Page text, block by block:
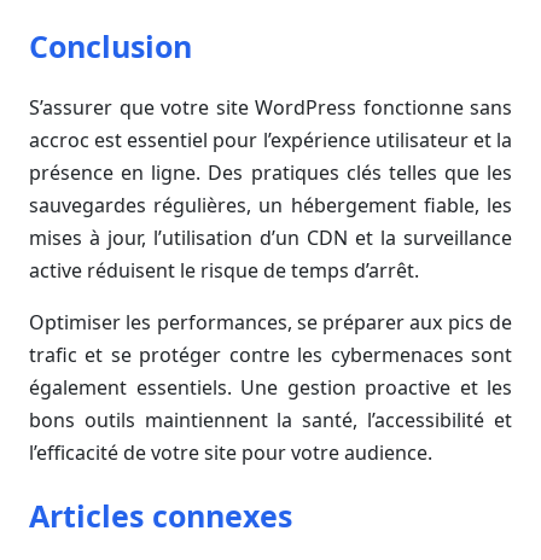
Conclusion
S’assurer que votre site WordPress fonctionne sans
accroc est essentiel pour l’expérience utilisateur et la
présence en ligne. Des pratiques clés telles que les
sauvegardes régulières, un hébergement fiable, les
mises à jour, l’utilisation d’un CDN et la surveillance
active réduisent le risque de temps d’arrêt.
Optimiser les performances, se préparer aux pics de
trafic et se protéger contre les cybermenaces sont
également essentiels. Une gestion proactive et les
bons outils maintiennent la santé, l’accessibilité et
l’efficacité de votre site pour votre audience.
Articles connexes